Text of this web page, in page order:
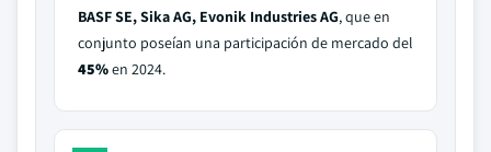
BASF SE, Sika AG, Evonik Industries AG, que en
conjunto poseían una participación de mercado del
45%en 2024.